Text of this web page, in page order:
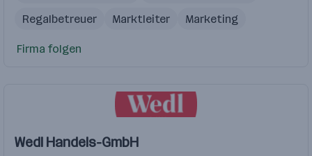
Regalbetreuer
Marktleiter Marketing
Firma folgen
Wedl Handels-GmbH